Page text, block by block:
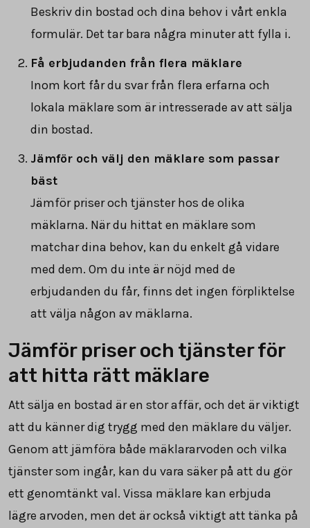
Beskriv din bostad och dina behov i vårt enkla
formulär. Det tar bara några minuter att fylla i.
Få erbjudanden från flera mäklare
Inom kort får du svar från flera erfarna och
lokala mäklare som är intresserade av att sälja
din bostad.
Jämför och välj den mäklare som passar
bäst
Jämför priser och tjänster hos de olika
mäklarna. När du hittat en mäklare som
matchar dina behov, kan du enkelt gå vidare
med dem. Om du inte är nöjd med de
erbjudanden du får, finns det ingen förpliktelse
att välja någon av mäklarna.
Jämför priser och tjänster för
att hitta rätt mäklare
Att sälja en bostad är en stor affär, och det är viktigt
att du känner dig trygg med den mäklare du väljer.
Genom att jämföra både mäklararvoden och vilka
tjänster som ingår, kan du vara säker på att du gör
ett genomtänkt val. Vissa mäklare kan erbjuda
lägre arvoden, men det är också viktigt att tänka på